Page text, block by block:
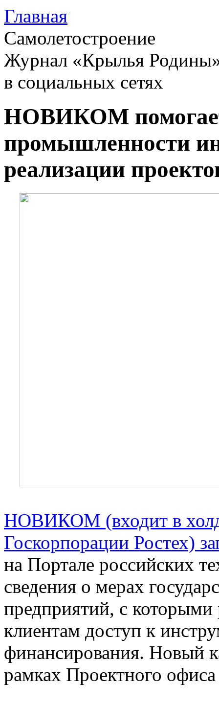
Главная
Самолетостроение
Журнал «Крылья
в социальных сетях
НОВИКОМ
промышленности
реализации
НОВИКОМ (входит в
Госкорпорации Ростех)
на Портале российских
сведения о мерах
предприятий, с которыми
клиентам доступ к
финансирования. Новый
рамках Проектного